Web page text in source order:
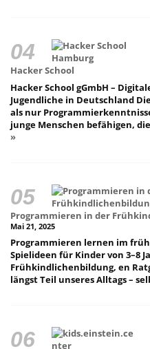
Hacker School
Hacker School gGmbH –
Jugendliche in Deutschland
als nur
junge Menschen befähigen,
»
Programmieren in der
Mai 21, 2025
Programmieren lernen im
Spielideen für Kinder von 3–8
Frühkindlichenbildung, en
längst Teil unseres Alltags –